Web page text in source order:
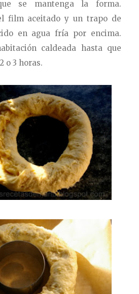
se mantenga la forma.
film aceitado y un trapo de
en agua fría por encima.
caldeada hasta que
o 3 horas.